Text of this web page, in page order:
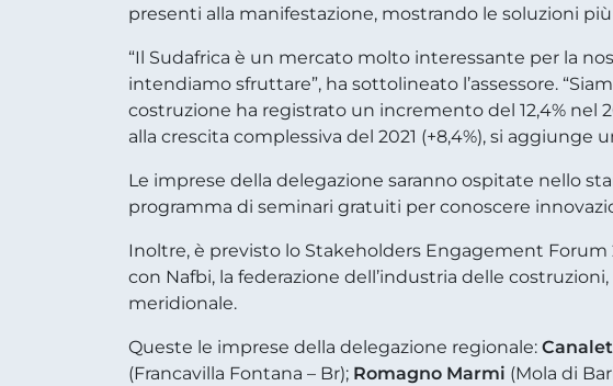
presenti alla manifestazione, mostrando le soluzioni
“Il Sudafrica è un mercato molto interessante per la
intendiamo sfruttare”, ha sottolineato l’assessore.
costruzione ha registrato un incremento del 12,4% nel
alla crescita complessiva del 2021 (+8,4%), si
Le imprese della delegazione saranno ospitate nello
programma di seminari gratuiti per conoscere
Inoltre, è previsto lo Stakeholders Engagement
con Nafbi, la federazione dell’industria delle
meridionale.
Queste le imprese della delegazione regionale:
(Francavilla Fontana – Br); Romagno Marmi (Mola di